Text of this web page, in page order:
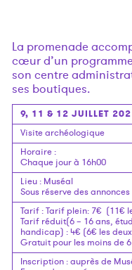
La promenade
cœur d’un
son centre
ses boutiques.
9, 11 & 12 JUILLET
Visite archéologique
Horaire:
Chaque jour à 16h00
Lieu: Muséal
Sous réserve des
Tarif:Tarif plein: 7€ (11€
Tarif réduit(6 – 16 ans,
handicap) : 4€ (6€ les
Gratuit pour les moins de
Inscription:auprès de